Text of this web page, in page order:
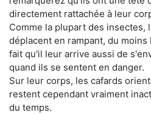
directement rattachée à leur
Comme la plupart des insectes,
déplacent en rampant, du
fait qu'il leur arrive aussi de
quand ils se sentent en danger.
Sur leur corps, les cafards
restent cependant vraiment
du temps.